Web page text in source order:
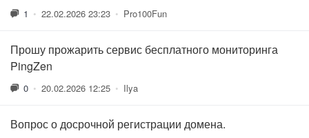
1 • 22.02.2026 23:23 • Pro100Fun
Прошу прожарить сервис бесплатного мониторинга
PingZen
0 • 20.02.2026 12:25 • Ilya
Вопрос о досрочной регистрации домена.